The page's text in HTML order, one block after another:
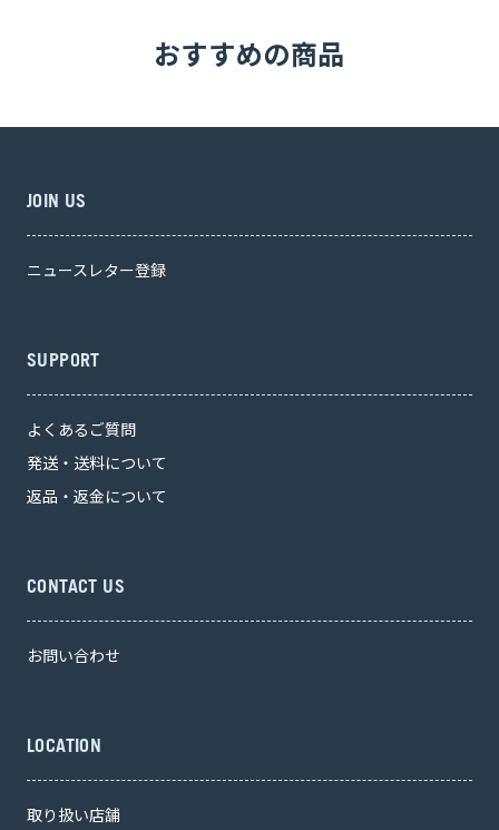
おすすめの商品
JOIN US
ニュースレター登録
SUPPORT
よくあるご質問
発送・送料について
返品・返金について
CONTACT US
お問い合わせ
LOCATION
取り扱い店舗